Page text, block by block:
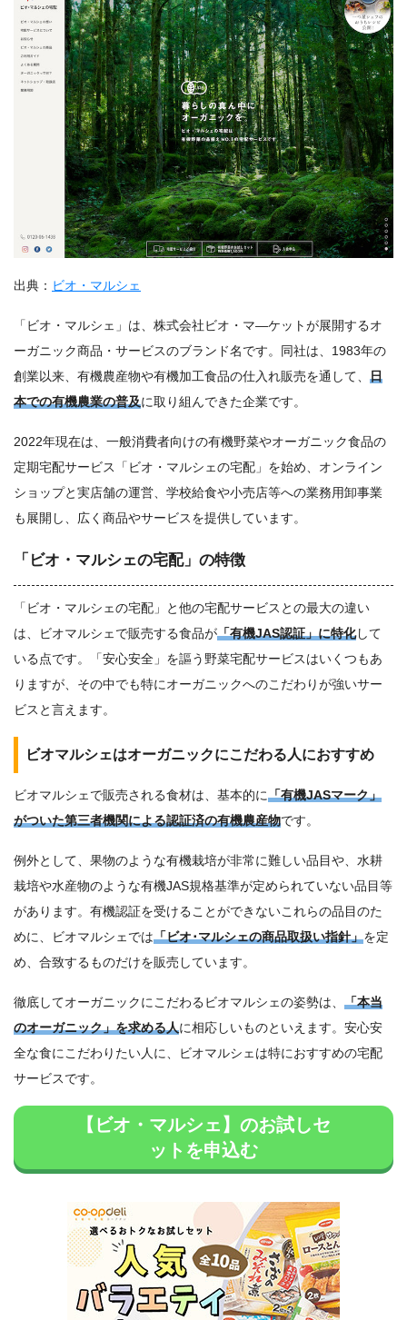
出典： ビオ・マルシェ
「ビオ・マルシェ」は、株式会社ビオ・マ―ケットが展開するオ
ーガニック商品・サービスのブランド名です。同社は、1983年の
創業以来、有機農産物や有機加工食品の仕入れ販売を通して、 日
本での有機農業の普及に取り組んできた企業です。
2022年現在は、一般消費者向けの有機野菜やオーガニック食品の
定期宅配サービス「ビオ・マルシェの宅配」を始め、オンライン
ショップと実店舗の運営、学校給食や小売店等への業務用卸事業
も展開し、広く商品やサービスを提供しています。
「ビオ・マルシェの宅配」の特徴
「ビオ・マルシェの宅配」と他の宅配サービスとの最大の違い
は、ビオマルシェで販売する食品が「有機JAS認証」に特化して
いる点です。「安心安全」を謳う野菜宅配サービスはいくつもあ
りますが、その中でも特にオーガニックへのこだわりが強いサー
ビスと言えます。
ビオマルシェはオーガニックにこだわる人におすすめ
ビオマルシェで販売される食材は、基本的に「有機JASマーク」
がついた第三者機関による認証済の有機農産物です。
例外として、果物のような有機栽培が非常に難しい品目や、水耕
栽培や水産物のような有機JAS規格基準が定められていない品目等
があります。有機認証を受けることができないこれらの品目のた
めに、ビオマルシェでは「ビオ･マルシェの商品取扱い指針」を定
め、合致するものだけを販売しています。
徹底してオーガニックにこだわるビオマルシェの姿勢は、 「本当
のオーガニック」を求める人に相応しいものといえます。安心安
全な食にこだわりたい人に、ビオマルシェは特におすすめの宅配
サービスです。
【ビオ・マルシェ】のお試しセ
ットを申込む